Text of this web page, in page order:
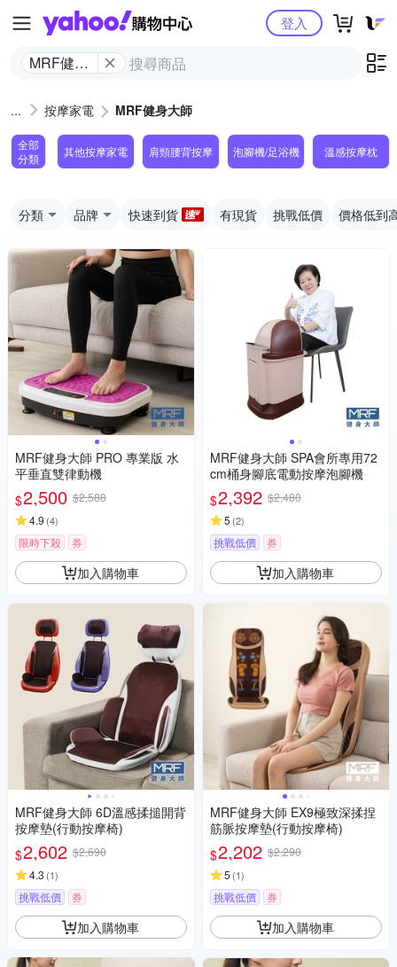
Yahoo購物中心
MRF健身
登入
按摩家電 MRF健身大師
全部
分類
其他按摩家電 肩頸腰背按摩 泡腳機/足浴機 溫感按摩枕
分類 品牌 快速到貨 有現貨 挑戰低價 價格低到
MRF健身大師 PRO 專業版 ⽔
平垂直雙律動機
$2,500 $2,588
4.9 (4)
限時下殺 券
加入購物車
MRF健身大師 6D溫感揉搥開背
按摩墊(行動按摩椅)
$2,602 $2,690
4.3 (1)
挑戰低價 券
加入購物車
MRF健身大師 SPA會所專用72
cm桶身腳底電動按摩泡腳機
$2,392 $2,480
5 (2)
挑戰低價 券
加入購物車
MRF健身大師 EX9極致深揉捏
筋脈按摩墊(行動按摩椅)
$2,202 $2,290
5 (1)
挑戰低價 券
加入購物車